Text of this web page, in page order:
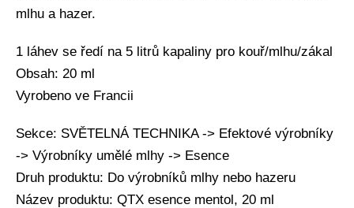
mlhu a hazer.
1 láhev se ředí na 5 litrů kapaliny pro kouř/mlhu/zákal
Obsah: 20 ml
Vyrobeno ve Francii
Sekce: SVĚTELNÁ TECHNIKA -> Efektové výrobníky
-> Výrobníky umělé mlhy -> Esence
Druh produktu: Do výrobníků mlhy nebo hazeru
Název produktu: QTX esence mentol, 20 ml